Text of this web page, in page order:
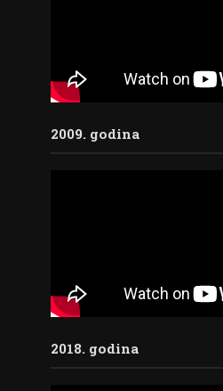
2009. godina
2018. godina